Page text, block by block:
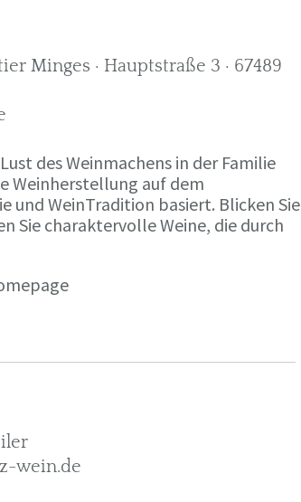
Minges · Hauptstraße 3 · 67489
des Weinmachens in der Familie
Weinherstellung auf dem
und WeinTradition basiert. Blicken Sie
Sie charaktervolle Weine, die durch
wein.de